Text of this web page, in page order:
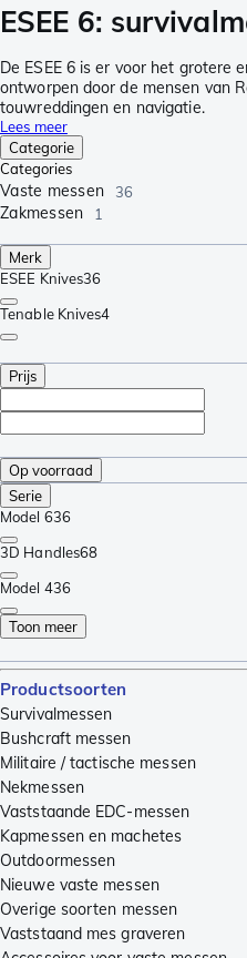
ESEE 6:
De ESEE 6 is er voor het grotere
ontworpen door de mensen van
touwreddingen en navigatie.
Lees meer
Categorie
Categories
Vaste messen 36
Zakmessen 1
Merk
ESEE Knives36
Tenable Knives4
Prijs
Op voorraad
Serie
Model 636
3D Handles68
Model 436
Toon meer
Productsoorten
Survivalmessen
Bushcraft messen
Militaire / tactische messen
Nekmessen
Vaststaande EDC-messen
Kapmessen en machetes
Outdoormessen
Nieuwe vaste messen
Overige soorten messen
Vaststaand mes graveren